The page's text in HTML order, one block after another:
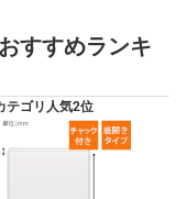
すすめランキ
テゴリ人気2位